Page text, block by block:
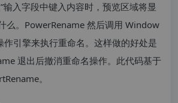
输入字段中键入内容时，预览区域将显
么。PowerRename 然后调用 Window
作引擎来执行重命名。这样做的好处是
退出后撤消重命名操作。此代码基于
。